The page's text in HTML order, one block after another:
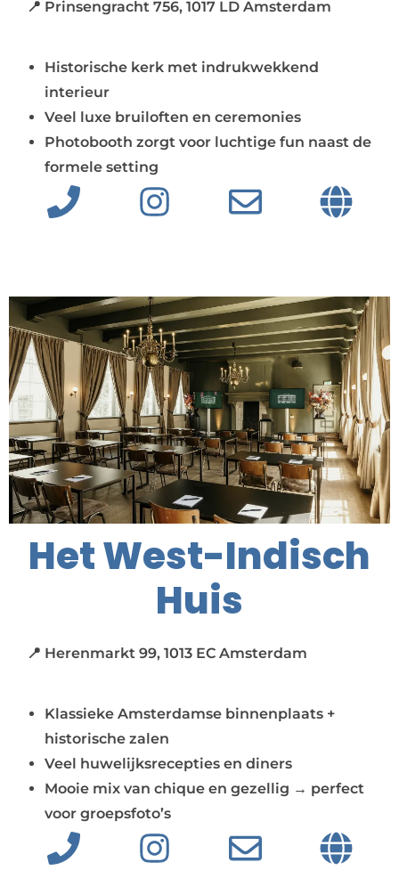
📍 Prinsengracht 756, 1017 LD Amsterdam
Historische kerk met indrukwekkend
interieur
Veel luxe bruiloften en ceremonies
Photobooth zorgt voor luchtige fun naast de
formele setting
Het West-Indisch
Huis
📍 Herenmarkt 99, 1013 EC Amsterdam
Klassieke Amsterdamse binnenplaats +
historische zalen
Veel huwelijksrecepties en diners
Mooie mix van chique en gezellig → perfect
voor groepsfoto’s